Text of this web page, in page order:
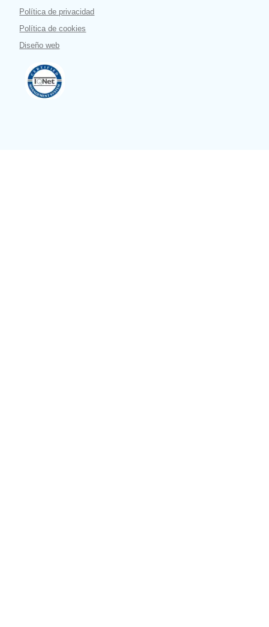
Política de privacidad
Política de cookies
Diseño web